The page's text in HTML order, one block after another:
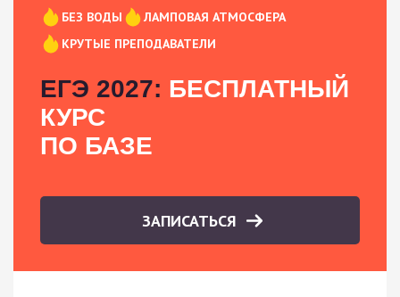
БЕЗ ВОДЫ
ЛАМПОВАЯ АТМОСФЕРА
КРУТЫЕ ПРЕПОДАВАТЕЛИ
ЕГЭ 2027: БЕСПЛАТНЫЙ
КУРС
ПО БАЗЕ
ЗАПИСАТЬСЯ